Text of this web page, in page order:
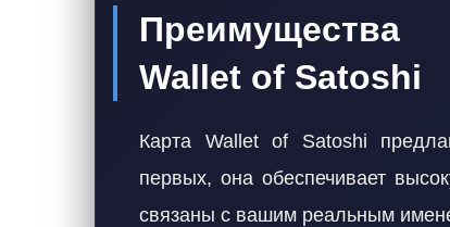
Преимущества
Wallet of Satoshi
Карта Wallet of Satoshi
первых, она обеспечивает
связаны с вашим реальным